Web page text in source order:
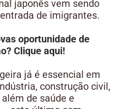
japonês vem sendo
de imigrantes.
oportunidade de
Clique aqui!
já é essencial em
construção civil,
de saúde e